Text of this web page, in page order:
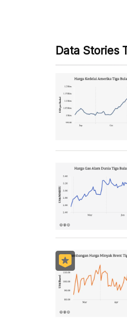
Data Stories